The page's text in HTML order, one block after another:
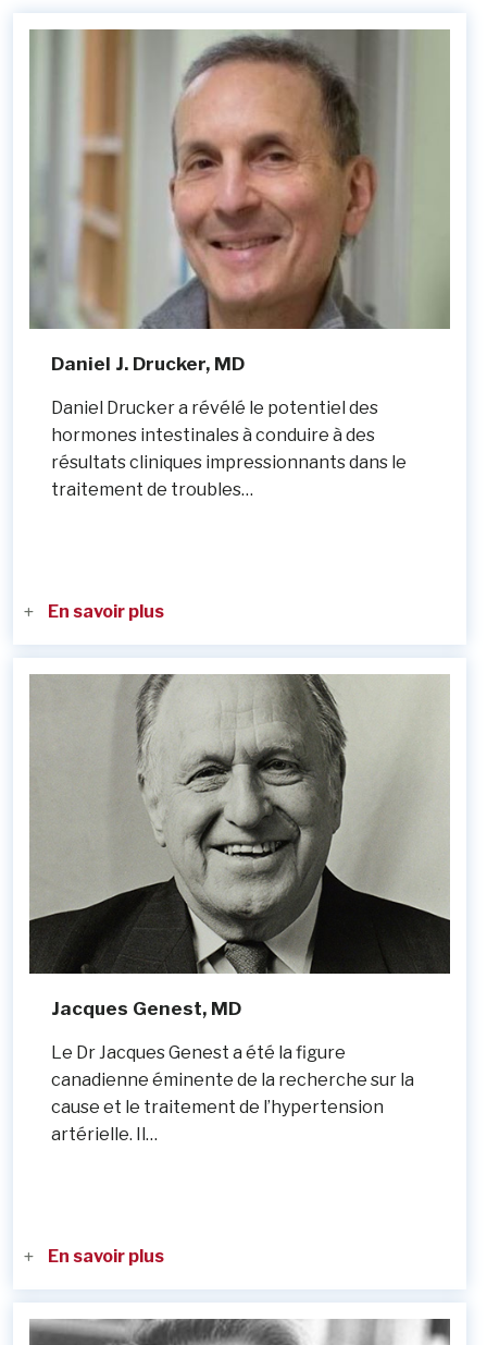
Daniel J. Drucker, MD
Daniel Drucker a révélé le potentiel des
hormones intestinales à conduire à des
résultats cliniques impressionnants dans le
traitement de troubles…
En savoir plus
Jacques Genest, MD
Le Dr Jacques Genest a été la figure
canadienne éminente de la recherche sur la
cause et le traitement de l’hypertension
artérielle. Il…
En savoir plus